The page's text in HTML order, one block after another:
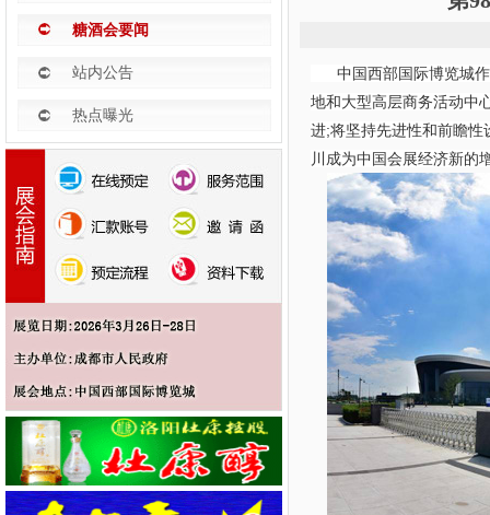
糖酒会要闻
站内公告
热点曝光
中国西部国际博览城作
地和大型高层商务活动中
进;将坚持先进性和前瞻
川成为中国会展经济新的